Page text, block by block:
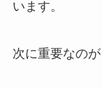
います。
次に重要なのが